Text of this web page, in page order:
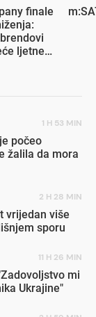
finale
ljetne
1 H 53 MIN
počeo
žalila da mora
2 H 28 MIN
vrijedan više
sporu
11 H 26 MIN
mi
Ukrajine"